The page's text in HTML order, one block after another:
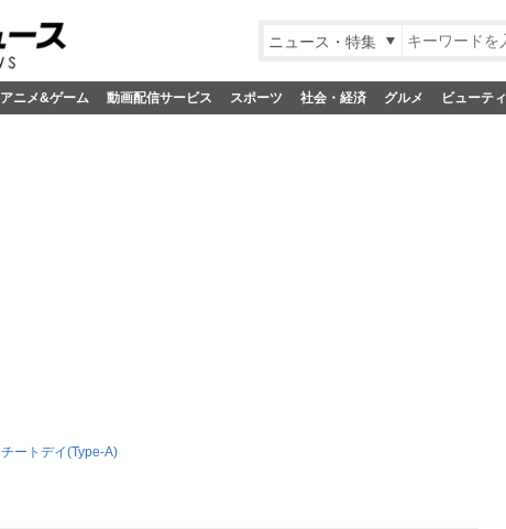
ニュース・特集
アニメ&ゲーム 動画配信サービス スポーツ 社会・経済 グルメ ビューティ
チートデイ(Type-A)